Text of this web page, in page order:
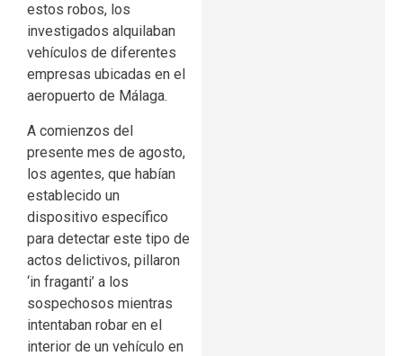
estos robos, los
investigados alquilaban
vehículos de diferentes
empresas ubicadas en el
aeropuerto de Málaga.
A comienzos del
presente mes de agosto,
los agentes, que habían
establecido un
dispositivo específico
para detectar este tipo de
actos delictivos, pillaron
‘in fraganti’ a los
sospechosos mientras
intentaban robar en el
interior de un vehículo en